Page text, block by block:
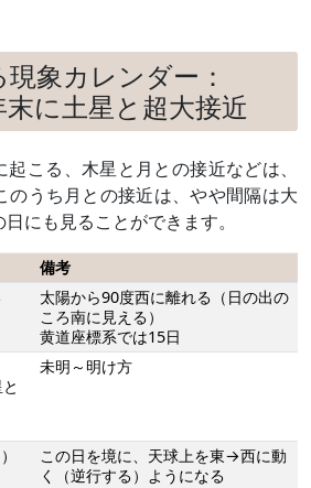
象カレンダー：
に土星と超大接近
こる、木星と月との接近などは、
のうち月との接近は、やや間隔は大
にも見ることができます。
備考
太陽から90度西に離れる（日の出の
ころ南に見える）
黄道座標系では15日
未明～明け方
この日を境に、天球上を東→西に動
く（逆行する）ようになる